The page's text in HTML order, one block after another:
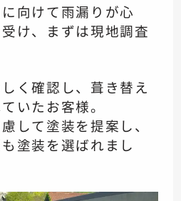
向けて雨漏りが心
け、まずは現地調査
く確認し、葺き替え
いたお客様。
して塗装を提案し、
塗装を選ばれまし